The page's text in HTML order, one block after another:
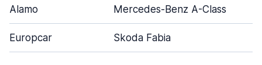
Alamo Mercedes-Benz A-Class
Europcar Skoda Fabia